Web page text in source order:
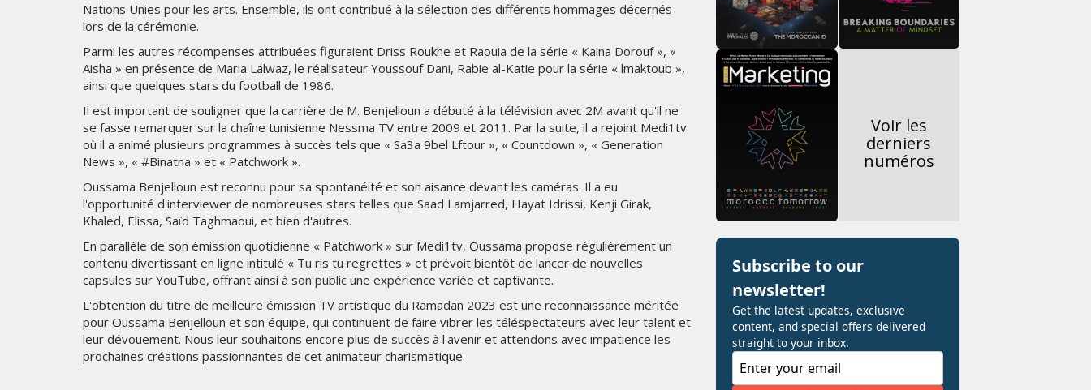
Nations Unies pour les arts. Ensemble, ils ont contribué à la sélection des différents hommages décernés
lors de la cérémonie.
Parmi les autres récompenses attribuées figuraient Driss Roukhe et Raouia de la série « Kaina Dorouf », «
Aisha » en présence de Maria Lalwaz, le réalisateur Youssouf Dani, Rabie al-Katie pour la série « lmaktoub »,
ainsi que quelques stars du football de 1986.
Il est important de souligner que la carrière de M. Benjelloun a débuté à la télévision avec 2M avant qu'il ne
se fasse remarquer sur la chaîne tunisienne Nessma TV entre 2009 et 2011. Par la suite, il a rejoint Medi1tv
où il a animé plusieurs programmes à succès tels que « Sa3a 9bel Lftour », « Countdown », « Generation
News », « #Binatna » et « Patchwork ».
Oussama Benjelloun est reconnu pour sa spontanéité et son aisance devant les caméras. Il a eu
l'opportunité d'interviewer de nombreuses stars telles que Saad Lamjarred, Hayat Idrissi, Kenji Girak,
Khaled, Elissa, Saïd Taghmaoui, et bien d'autres.
En parallèle de son émission quotidienne « Patchwork » sur Medi1tv, Oussama propose régulièrement un
contenu divertissant en ligne intitulé « Tu ris tu regrettes » et prévoit bientôt de lancer de nouvelles
capsules sur YouTube, offrant ainsi à son public une expérience variée et captivante.
L'obtention du titre de meilleure émission TV artistique du Ramadan 2023 est une reconnaissance méritée
pour Oussama Benjelloun et son équipe, qui continuent de faire vibrer les téléspectateurs avec leur talent et
leur dévouement. Nous leur souhaitons encore plus de succès à l'avenir et attendons avec impatience les
prochaines créations passionnantes de cet animateur charismatique.
Voir les
derniers
numéros